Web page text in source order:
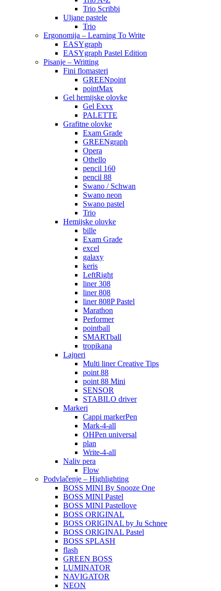
Trio Scribbi
Uljane pastele
Trio
Ergonomija – Learning To Write
EASYgraph
EASYgraph Pastel Edition
Pisanje – Writting
Fini flomasteri
GREENpoint
pointMax
Gel hemijske olovke
Gel Exxx
PALETTE
Grafitne olovke
Exam Grade
GREENgraph
Opera
Othello
pencil 160
pencil 88
Swano / Schwan
Swano neon
Swano pastel
Trio
Hemijske olovke
bille
Exam Grade
excel
galaxy
keris
LeftRight
liner 308
liner 808
liner 808P Pastel
Marathon
Performer
pointball
SMARTball
tropikana
Lajneri
Multi liner Creative Tips
point 88
point 88 Mini
SENSOR
STABILO driver
Markeri
Cappi markerPen
Mark-4-all
OHPen universal
plan
Write-4-all
Naliv pera
Flow
Podvlačenje – Highlighting
BOSS MINI By Snooze One
BOSS MINI Pastel
BOSS MINI Pastellove
BOSS ORIGINAL
BOSS ORIGINAL by Ju Schnee
BOSS ORIGINAL Pastel
BOSS SPLASH
flash
GREEN BOSS
LUMINATOR
NAVIGATOR
NEON